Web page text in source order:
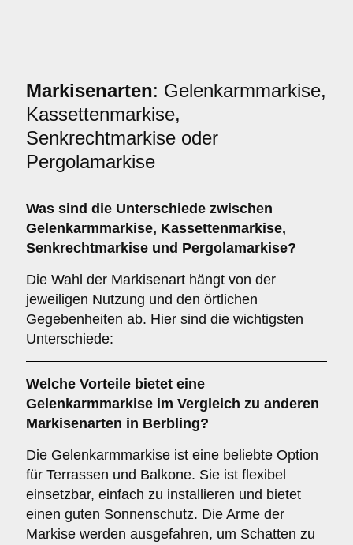
Markisenarten: Gelenkarmmarkise,
Kassettenmarkise,
Senkrechtmarkise oder
Pergolamarkise
Was sind die Unterschiede zwischen
Gelenkarmmarkise, Kassettenmarkise,
Senkrechtmarkise und Pergolamarkise?
Die Wahl der Markisenart hängt von der
jeweiligen Nutzung und den örtlichen
Gegebenheiten ab. Hier sind die wichtigsten
Unterschiede:
Welche Vorteile bietet eine
Gelenkarmmarkise im Vergleich zu anderen
Markisenarten in Berbling?
Die Gelenkarmmarkise ist eine beliebte Option
für Terrassen und Balkone. Sie ist flexibel
einsetzbar, einfach zu installieren und bietet
einen guten Sonnenschutz. Die Arme der
Markise werden ausgefahren, um Schatten zu